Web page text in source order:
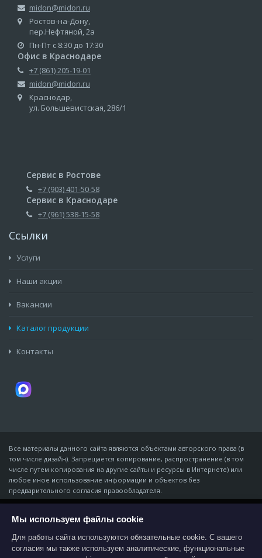
midon@midon.ru
Ростов-на-Дону,
пер.Нефтяной, 2а
Пн-Пт с 8:30 до 17:30
Офис в Краснодаре
+7 (861) 205-19-01
midon@midon.ru
Краснодар,
ул. Большевистская, 286/1
Сервис в Ростове
+7 (903) 401-50-58
Сервис в Краснодаре
+7 (961) 538-15-58
Ссылки
Услуги
Наши акции
Вакансии
Каталог продукции
Контакты
Все материалы данного сайта являются объектами авторского права (в
том числе дизайн). Запрещается копирование, распространение (в том
числе путем копирования на другие сайты и ресурсы в Интернете) или
любое иное использование информации и объектов без
предварительного согласия правообладателя.
© Компания «Мидон», 2007 - 07 августа 2026
ИП Золотарёв Владимир Владимирович · ИНН 611343965168 · ОГРНИП
344016, г. Ростов-на-Дону, пер. Нефтяной, 2 «А», литер Ш, офис 9 ·
midon@midon.ru
На этом веб-сайте используются файлы
cookies, которые обеспечивают работу всех
функций для наиболее эффективной
навигации по странице. Если вы не хотите
принимать постоянные файлы cookie,
Мы используем файлы cookie
Для работы сайта используются обязательные cookie. С вашего
согласия мы также используем аналитические, функциональные